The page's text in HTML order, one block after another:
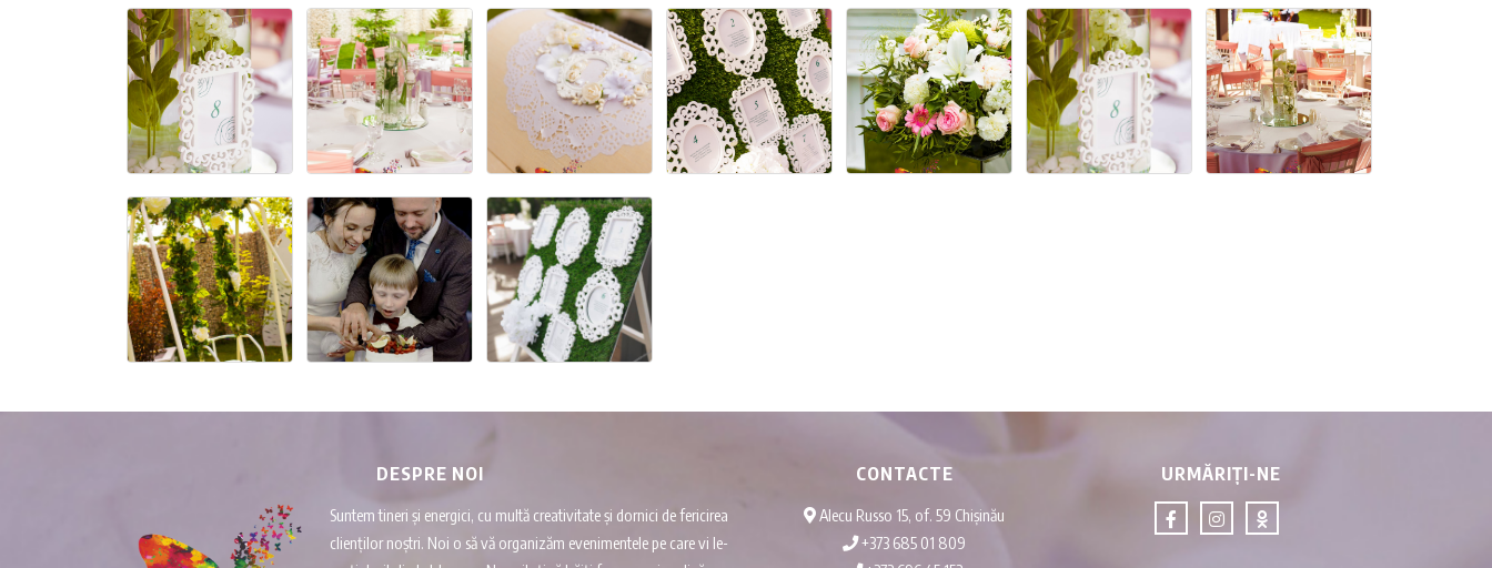
DESPRE NOI
Suntem tineri și energici, cu multă creativitate și dornici de fericirea
clienților noștri. Noi o să vă organizăm evenimentele pe care vi le-
CONTACTE
Alecu Russo 15, of. 59 Chișinău
+373 685 01 809
URMĂRIȚI-NE